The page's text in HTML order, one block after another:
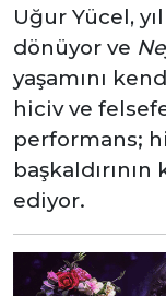
Uğur Yücel,
dönüyor ve
yaşamını
hiciv ve
performans;
ediyor.